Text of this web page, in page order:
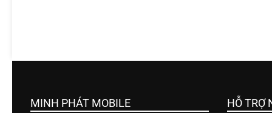
n
t
MINH PHÁT MOBILE HỖ TRỢ